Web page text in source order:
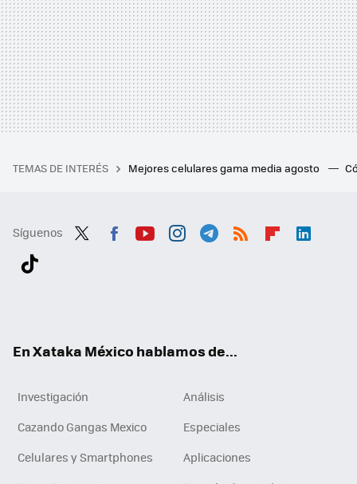
TEMAS DE INTERÉS Mejores celulares gama media agosto
Síguenos
En Xataka México hablamos de...
Investigación
Análisis
Cazando Gangas Mexico
Especiales
Celulares y Smartphones
Aplicaciones